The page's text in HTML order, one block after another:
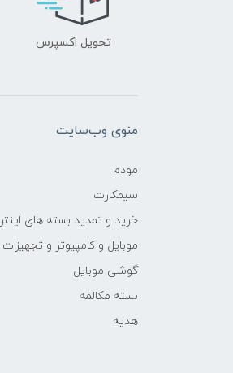
تحویل اکسپرس
منوی وب‌سایت
مودم
سیمکارت
خرید و تمدید بسته های
موبایل و کامپیوتر و
گوشی موبایل
بسته مکالمه
هدیه